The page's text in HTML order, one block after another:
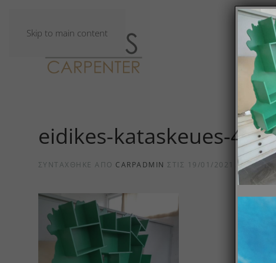
Skip to main content
eidikes-kataskeues-4
ΣΥΝΤΆΧΘΗΚΕ ΑΠΌ CARPADMIN ΣΤΙΣ 19/01/2021